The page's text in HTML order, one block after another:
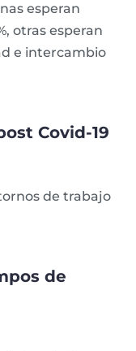
esperan
otras esperan
e intercambio
Covid-19
de trabajo
de